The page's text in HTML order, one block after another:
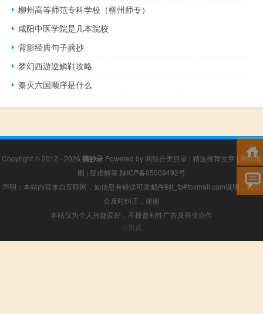
柳州高等师范专科学校（柳州师专）
咸阳中医学院是几本院校
背影经典句子摘抄
梦幻西游逆鳞鞋攻略
秦灭六国顺序是什么
Copyright © 2012 - 2026 摘抄录 Powered by 网站分类目录 | 精选推荐文章 | 网站地
图 | 疑难解答 陕ICP备05009492号
声明：本站内容来自互联网，如信息有错误可发邮件到f_fb#foxmail.com说明，我们
会及时纠正，谢谢
本站仅为个人兴趣爱好，不接盈利性广告及商业合作
小男孩